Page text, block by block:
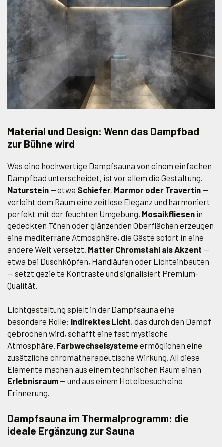
Material und Design: Wenn das Dampfbad
zur Bühne wird
Was eine hochwertige Dampfsauna von einem einfachen
Dampfbad unterscheidet, ist vor allem die Gestaltung.
Naturstein — etwa Schiefer, Marmor oder Travertin —
verleiht dem Raum eine zeitlose Eleganz und harmoniert
perfekt mit der feuchten Umgebung. Mosaikfliesen in
gedeckten Tönen oder glänzenden Oberflächen erzeugen
eine mediterrane Atmosphäre, die Gäste sofort in eine
andere Welt versetzt. Matter Chromstahl als Akzent —
etwa bei Duschköpfen, Handläufen oder Lichteinbauten
— setzt gezielte Kontraste und signalisiert Premium-
Qualität.
Lichtgestaltung spielt in der Dampfsauna eine
besondere Rolle: Indirektes Licht, das durch den Dampf
gebrochen wird, schafft eine fast mystische
Atmosphäre. Farbwechselsysteme ermöglichen eine
zusätzliche chromatherapeutische Wirkung. All diese
Elemente machen aus einem technischen Raum einen
Erlebnisraum — und aus einem Hotelbesuch eine
Erinnerung.
Dampfsauna im Thermalprogramm: die
ideale Ergänzung zur Sauna